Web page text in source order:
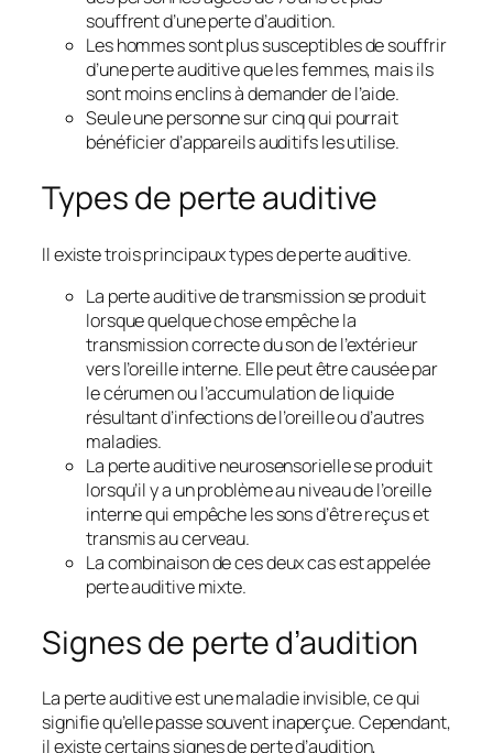
souffrent d’une perte d’audition.
Les hommes sont plus susceptibles de souffrir
d’une perte auditive que les femmes, mais ils
sont moins enclins à demander de l’aide.
Seule une personne sur cinq qui pourrait
bénéficier d’appareils auditifs les utilise.
Types de perte auditive
Il existe trois principaux types de perte auditive.
La perte auditive de transmission se produit
lorsque quelque chose empêche la
transmission correcte du son de l’extérieur
vers l’oreille interne. Elle peut être causée par
le cérumen ou l’accumulation de liquide
résultant d’infections de l’oreille ou d’autres
maladies.
La perte auditive neurosensorielle se produit
lorsqu’il y a un problème au niveau de l’oreille
interne qui empêche les sons d’être reçus et
transmis au cerveau.
La combinaison de ces deux cas est appelée
perte auditive mixte.
Signes de perte d’audition
La perte auditive est une maladie invisible, ce qui
signifie qu’elle passe souvent inaperçue. Cependant,
il existe certains signes de perte d’audition,